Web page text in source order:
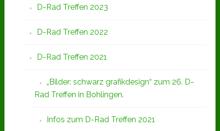
D-Rad Treffen 2023
D-Rad Treffen 2022
D-Rad Treffen 2021
„Bilder: schwarz grafikdesign“ zum 26. D-
Rad Treffen in Bohlingen.
Infos zum D-Rad Treffen 2021